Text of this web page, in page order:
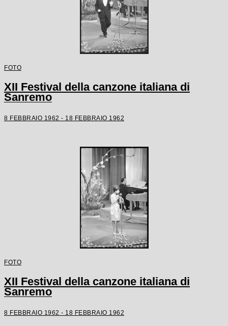
FOTO
XII Festival della canzone italiana di
Sanremo
8 FEBBRAIO 1962 - 18 FEBBRAIO 1962
FOTO
XII Festival della canzone italiana di
Sanremo
8 FEBBRAIO 1962 - 18 FEBBRAIO 1962